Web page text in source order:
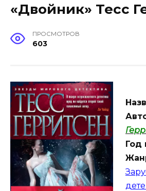
«Двойник» Тесс
ПРОСМОТРОВ
603
Год